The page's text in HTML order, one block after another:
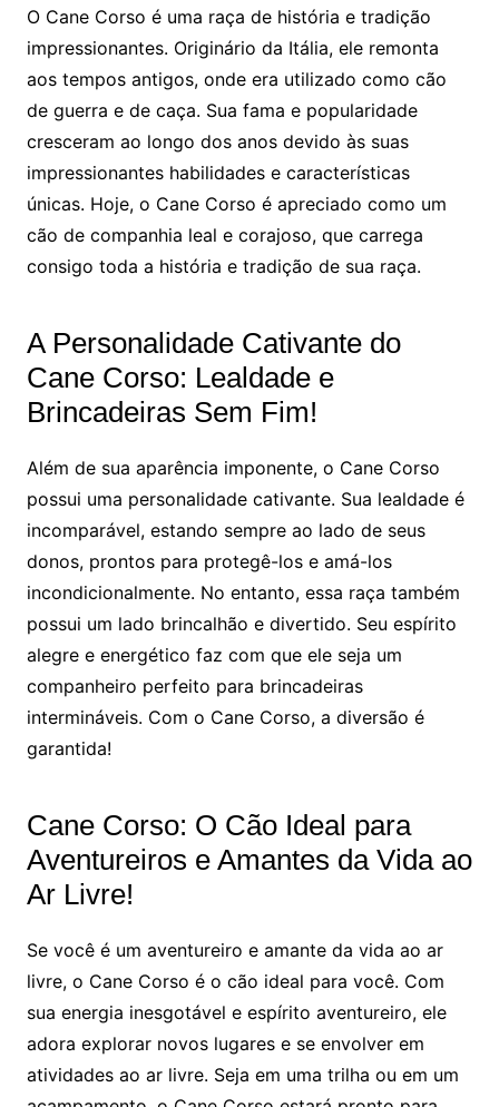
O Cane Corso é uma raça de história e tradição
impressionantes. Originário da Itália, ele remonta
aos tempos antigos, onde era utilizado como cão
de guerra e de caça. Sua fama e popularidade
cresceram ao longo dos anos devido às suas
impressionantes habilidades e características
únicas. Hoje, o Cane Corso é apreciado como um
cão de companhia leal e corajoso, que carrega
consigo toda a história e tradição de sua raça.
A Personalidade Cativante do
Cane Corso: Lealdade e
Brincadeiras Sem Fim!
Além de sua aparência imponente, o Cane Corso
possui uma personalidade cativante. Sua lealdade é
incomparável, estando sempre ao lado de seus
donos, prontos para protegê-los e amá-los
incondicionalmente. No entanto, essa raça também
possui um lado brincalhão e divertido. Seu espírito
alegre e energético faz com que ele seja um
companheiro perfeito para brincadeiras
intermináveis. Com o Cane Corso, a diversão é
garantida!
Cane Corso: O Cão Ideal para
Aventureiros e Amantes da Vida ao
Ar Livre!
Se você é um aventureiro e amante da vida ao ar
livre, o Cane Corso é o cão ideal para você. Com
sua energia inesgotável e espírito aventureiro, ele
adora explorar novos lugares e se envolver em
atividades ao ar livre. Seja em uma trilha ou em um